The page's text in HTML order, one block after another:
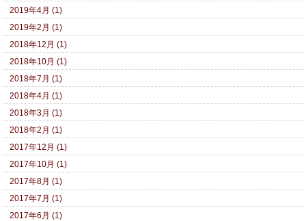
2019年4月 (1)
2019年2月 (1)
2018年12月 (1)
2018年10月 (1)
2018年7月 (1)
2018年4月 (1)
2018年3月 (1)
2018年2月 (1)
2017年12月 (1)
2017年10月 (1)
2017年8月 (1)
2017年7月 (1)
2017年6月 (1)